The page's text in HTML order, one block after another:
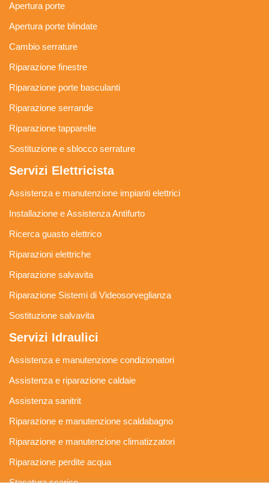
Apertura porte
Apertura porte blindate
Cambio serrature
Riparazione finestre
Riparazione porte basculanti
Riparazione serrande
Riparazione tapparelle
Sostituzione e sblocco serrature
Servizi Elettricista
Assistenza e manutenzione impianti elettrici
Installazione e Assistenza Antifurto
Ricerca guasto elettrico
Riparazioni elettriche
Riparazione salvavita
Riparazione Sistemi di Videosorveglianza
Sostituzione salvavita
Servizi Idraulici
Assistenza e manutenzione condizionatori
Assistenza e riparazione caldaie
Assistenza sanitrit
Riparazione e manutenzione scaldabagno
Riparazione e manutenzione climatizzatori
Riparazione perdite acqua
Stasatura scarico